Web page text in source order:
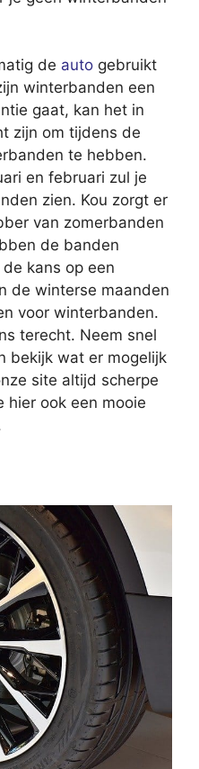
de auto gebruikt
winterbanden een
gaat, kan het in
zijn om tijdens de
te hebben.
en februari zul je
zien. Kou zorgt er
van zomerbanden
de banden
kans op een
de winterse maanden
voor winterbanden.
terecht. Neem snel
bekijk wat er mogelijk
site altijd scherpe
hier ook een mooie